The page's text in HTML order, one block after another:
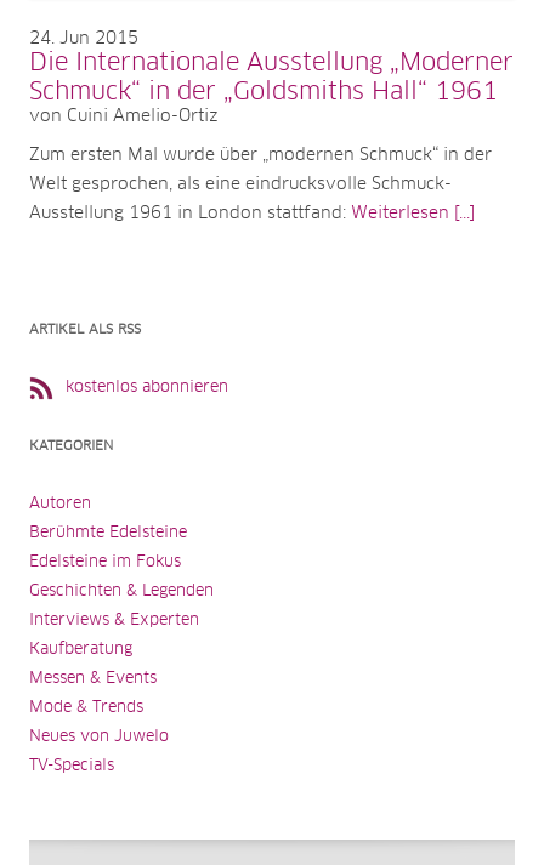
24 Jun 2015
Die Internationale Ausstellung „Moderner
Schmuck“ in der „Goldsmiths Hall“ 1961
von Cuini Amelio-Ortiz
Zum ersten Mal wurde über „modernen Schmuck“ in der
Welt gesprochen, als eine eindrucksvolle Schmuck-
Ausstellung 1961 in London stattfand: Weiterlesen [...]
ARTIKEL ALS RSS
kostenlos abonnieren
KATEGORIEN
Autoren
Berühmte Edelsteine
Edelsteine im Fokus
Geschichten & Legenden
Interviews & Experten
Kaufberatung
Messen & Events
Mode & Trends
Neues von Juwelo
TV-Specials